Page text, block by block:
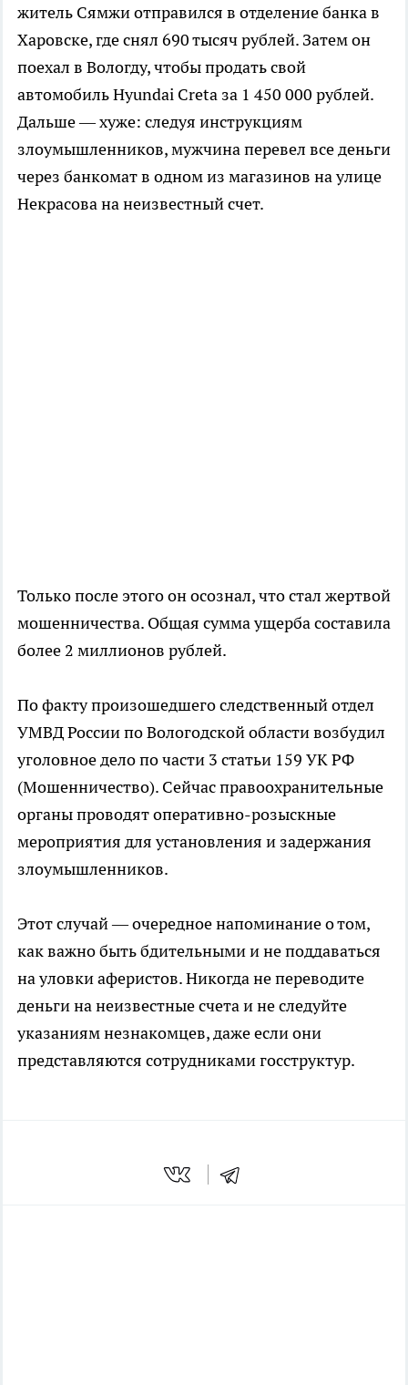
житель Сямжи отправился в отделение банка в
Харовске, где снял 690 тысяч рублей. Затем он
поехал в Вологду, чтобы продать свой
автомобиль Hyundai Creta за 1 450 000 рублей.
Дальше — хуже: следуя инструкциям
злоумышленников, мужчина перевел все деньги
через банкомат в одном из магазинов на улице
Некрасова на неизвестный счет.
Только после этого он осознал, что стал жертвой
мошенничества. Общая сумма ущерба составила
более 2 миллионов рублей.
По факту произошедшего следственный отдел
УМВД России по Вологодской области возбудил
уголовное дело по части 3 статьи 159 УК РФ
(Мошенничество). Сейчас правоохранительные
органы проводят оперативно-розыскные
мероприятия для установления и задержания
злоумышленников.
Этот случай — очередное напоминание о том,
как важно быть бдительными и не поддаваться
на уловки аферистов. Никогда не переводите
деньги на неизвестные счета и не следуйте
указаниям незнакомцев, даже если они
представляются сотрудниками госструктур.